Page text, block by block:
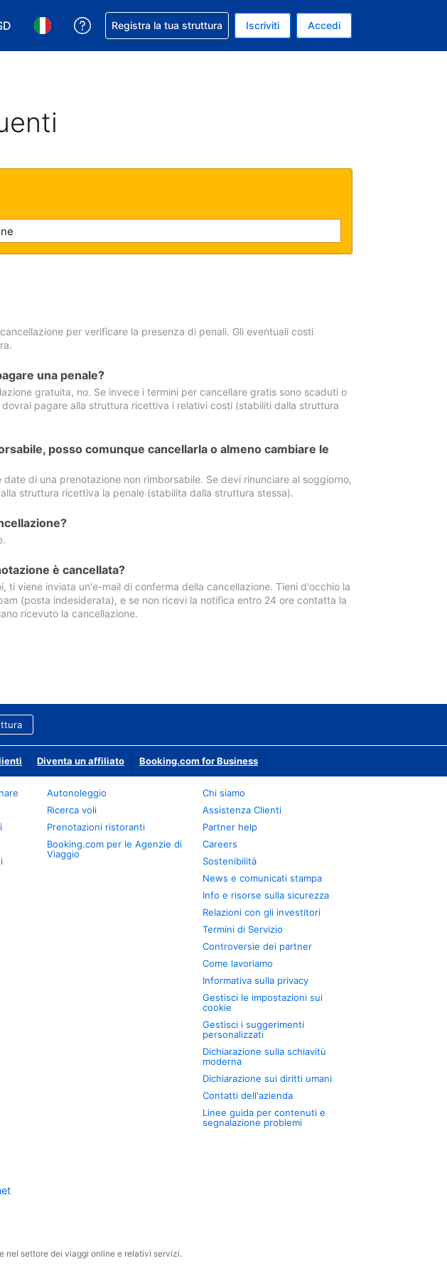
la tua valuta. Valuta attuale: Dollaro statunitense
Scegli la tua lingua. Lingua attuale: Italiano
Ricevi aiuto con la prenotazione
Registra la tua struttura Iscriviti Accedi
per verificare la presenza di penali. Gli eventuali costi
una penale?
gratuita, no. Se invece i termini per cancellare gratis sono scaduti o
pagare alla struttura ricettiva i relativi costi (stabiliti dalla struttura
posso comunque cancellarla o almeno cambiare le
di una prenotazione non rimborsabile. Se devi rinunciare al soggiorno,
struttura ricettiva la penale (stabilita dalla struttura stessa).
è cancellata?
ti viene inviata un'e-mail di conferma della cancellazione. Tieni d'occhio la
(posta indesiderata), e se non ricevi la notifica entro 24 ore contatta la
ricevuto la cancellazione.
Diventa un affiliato Booking.com for Business
Autonoleggio
Ricerca voli
Prenotazioni ristoranti
Booking.com per le Agenzie di
Viaggio
Chi siamo
Assistenza Clienti
Partner help
Careers
Sostenibilità
News e comunicati stampa
Info e risorse sulla sicurezza
Relazioni con gli investitori
Termini di Servizio
Controversie dei partner
Come lavoriamo
Informativa sulla privacy
Gestisci le impostazioni sui
cookie
Gestisci i suggerimenti
personalizzati
Dichiarazione sulla schiavitù
moderna
Dichiarazione sui diritti umani
Contatti dell'azienda
Linee guida per contenuti e
segnalazione problemi
nel settore dei viaggi online e relativi servizi.